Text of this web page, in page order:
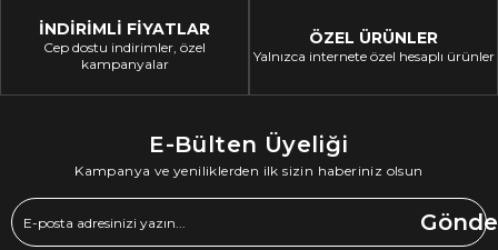
İNDİRİMLİ FİYATLAR
Cep dostu indirimler, özel
kampanyalar
ÖZEL ÜRÜNLER
Yalnızca internete özel hesaplı ürünler
E-Bülten Üyeliği
Kampanya ve yeniliklerden ilk sizin haberiniz olsun